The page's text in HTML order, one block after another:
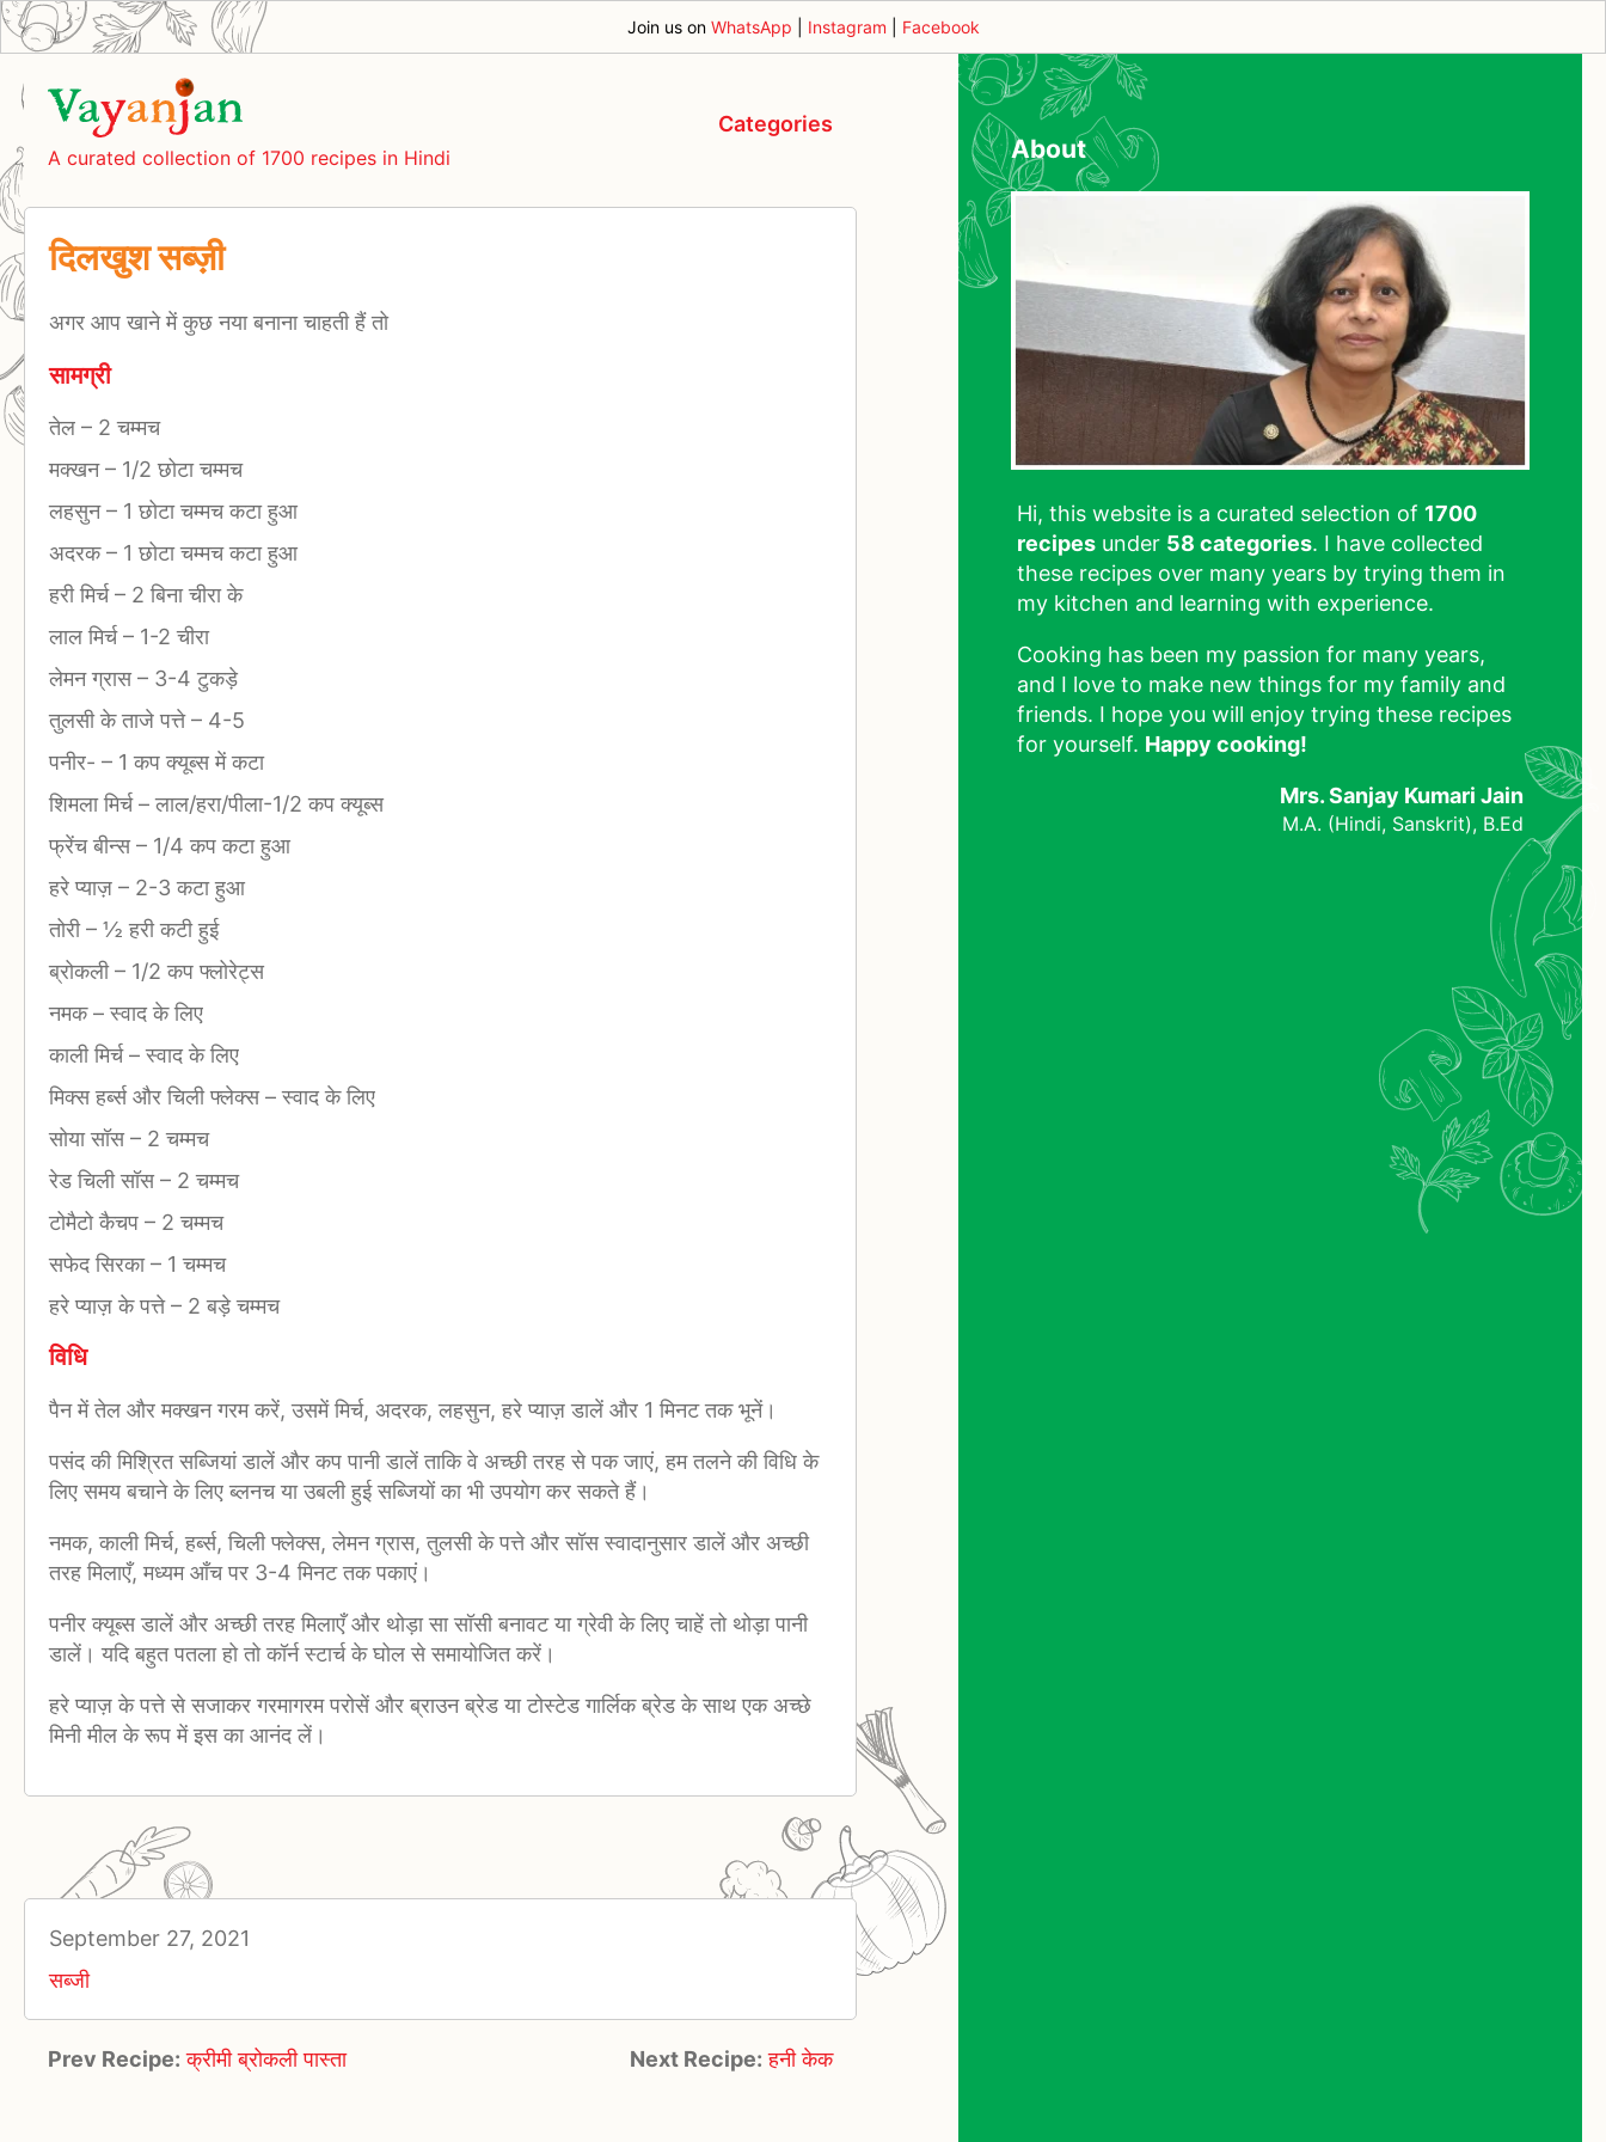
Join us on WhatsApp Instagram Facebook
A curated collection of 1700 recipes in Hindi
Categories
दिलखुश सब्ज़ी
अगर आप खाने में कुछ नया बनाना चाहती हैं तो
सामग्री
तेल – 2 चम्मच
मक्खन– 1/2 छोटा चम्मच
लहसुन– 1 छोटा चम्मच कटा हुआ
अदरक– 1 छोटा चम्मच कटा हुआ
हरी मिर्च– 2 बिना चीरा के
लाल मिर्च– 1-2 चीरा
लेमन ग्रास– 3-4 टुकड़े
तुलसी के ताजे पत्ते– 4-5
पनीर- – 1 कप क्यूब्स में कटा
शिमला मिर्च–लाल/हरा/पीला-1/2 कप क्यूब्स
फ्रेंच बीन्स– 1/4 कप कटा हुआ
हरे प्याज़ – 2-3 कटा हुआ
तोरी– ½ हरी कटी हुई
ब्रोकली– 1/2 कप फ्लोरेट्स
नमक–स्वाद के लिए
काली मिर्च–स्वाद के लिए
मिक्स हर्ब्स और चिली फ्लेक्स–स्वाद के लिए
सोया सॉस– 2 चम्मच
रेड चिली सॉस– 2 चम्मच
टोमैटो कैचप – 2 चम्मच
सफेद सिरका– 1 चम्मच
हरे प्याज़ के पत्ते– 2 बड़े चम्मच
विधि
पैन में तेल और मक्खन गरम करें, उसमें मिर्च, अदरक, लहसुन, हरे प्याज़ डालें और 1 मिनट तक भूनें।
पसंद की मिश्रित सब्जियां डालें और कप पानी डालें ताकि वे अच्छी तरह से पक जाएं, हम तलने की विधि के
लिए समय बचाने के लिए ब्लनच या उबली हुई सब्जियों का भी उपयोग कर सकते हैं।
नमक, काली मिर्च, हर्ब्स, चिली फ्लेक्स, लेमन ग्रास, तुलसी के पत्ते और सॉस स्वादानुसार डालें और अच्छी
तरह मिलाएँ, मध्यम आँच पर 3-4 मिनट तक पकाएं।
पनीर क्यूब्स डालें और अच्छी तरह मिलाएँ और थोड़ा सा सॉसी बनावट या ग्रेवी के लिए चाहें तो थोड़ा पानी
डालें। यदि बहुत पतला हो तो कॉर्न स्टार्च के घोल से समायोजित करें।
हरे प्याज़ के पत्ते से सजाकर गरमागरम परोसें और ब्राउन ब्रेड या टोस्टेड गार्लिक ब्रेड के साथ एक अच्छे
मिनी मील के रूप में इस का आनंद लें।
September 27, 2021
सब्जी
Prev Recipe: क्रीमी ब्रोकली पास्ता Next Recipe: हनी केक
About
Hi, this website is a curated selection of 1700
recipes under 58 categories. I have collected
these recipes over many years by trying them in
my kitchen and learning with experience.
Cooking has been my passion for many years,
and I love to make new things for my family and
friends. I hope you will enjoy trying these recipes
for yourself. Happy cooking!
Mrs. Sanjay Kumari Jain
M.A. (Hindi, Sanskrit), B.Ed